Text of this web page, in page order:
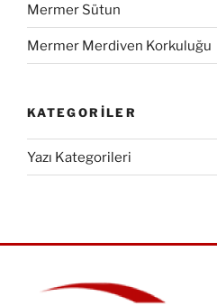
Mermer Sütun
Mermer Merdiven Korkuluğu
KATEGORILER
Yazı Kategorileri